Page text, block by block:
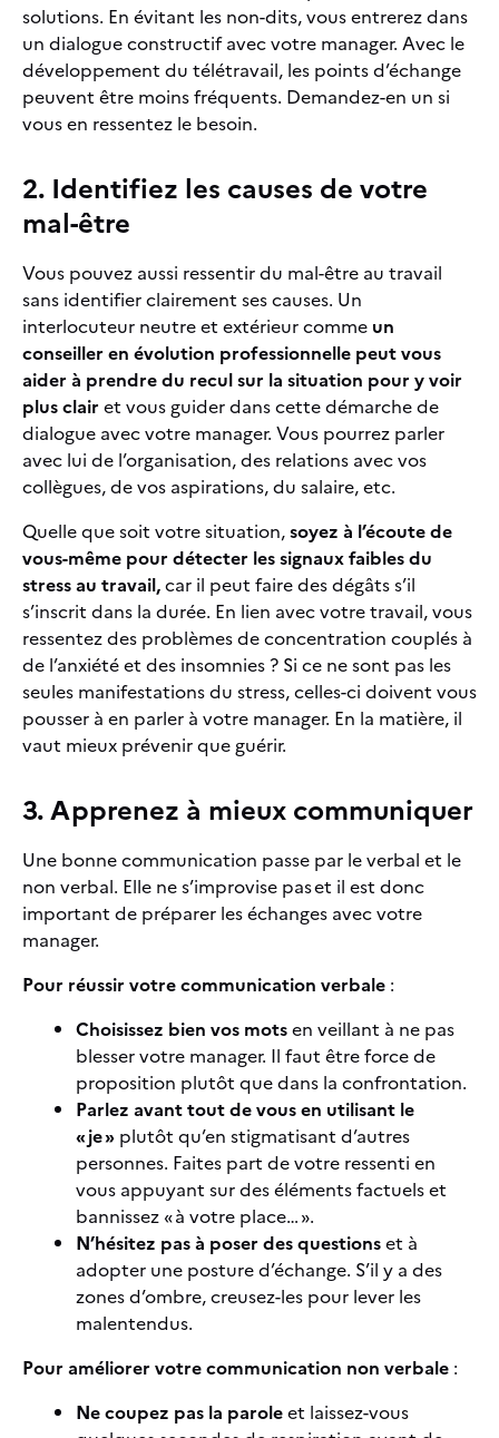
solutions. En évitant les non-dits, vous entrerez dans
un dialogue constructif avec votre manager. Avec le
développement du télétravail, les points d’échange
peuvent être moins fréquents. Demandez-en un si
vous en ressentez le besoin.
2. Identifiez les causes de votre
mal-être
Vous pouvez aussi ressentir du mal-être au travail
sans identifier clairement ses causes. Un
interlocuteur neutre et extérieur comme un
conseiller en évolution professionnelle peut vous
aider à prendre du recul sur la situation pour y voir
plus clair et vous guider dans cette démarche de
dialogue avec votre manager. Vous pourrez parler
avec lui de l’organisation, des relations avec vos
collègues, de vos aspirations, du salaire, etc.
Quelle que soit votre situation,soyez à l’écoute de
vous-même pour détecter les signaux faibles du
stress au travail,car il peut faire des dégâts s’il
s’inscrit dans la durée. En lien avec votre travail, vous
ressentez des problèmes de concentration couplés à
de l’anxiété et des insomnies ? Si ce ne sont pas les
seules manifestations du stress, celles-ci doivent vous
pousser à en parler à votre manager. En la matière, il
vaut mieux prévenir que guérir.
3. Apprenez à mieux communiquer
Une bonne communication passe par le verbal et le
non verbal. Elle ne s’improvise pas et il est donc
important de préparer les échanges avec votre
manager.
Pour réussir votre communication verbale :
Choisissez bien vos motsen veillant à ne pas
blesser votre manager. Il faut être force de
proposition plutôt que dans la confrontation.
Parlez avant tout de vous en utilisant le
« je » plutôt qu’en stigmatisant d’autres
personnes. Faites part de votre ressenti en
vous appuyant sur des éléments factuels et
bannissez « à votre place… ».
N’hésitez pas à poser des questionset à
adopter une posture d’échange. S’il y a des
zones d’ombre, creusez-les pour lever les
malentendus.
Pour améliorer votre communication non verbale :
Ne coupez pas la paroleet laissez-vous